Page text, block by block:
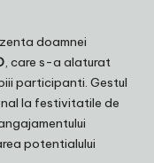
doamnei
, care s-a alaturat
participanti. Gestul
la festivitatile de
potentialului